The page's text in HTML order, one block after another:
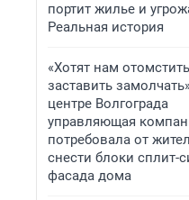
портит жилье и
Реальная история
«Хотят нам
заставить
центре Волгограда
управляющая
потребовала от
снести блоки сплит-
фасада дома